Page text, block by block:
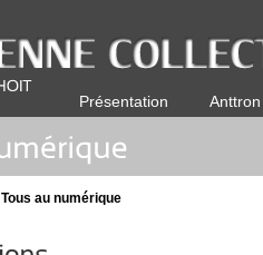
Présentation Anttron
Tous au numérique